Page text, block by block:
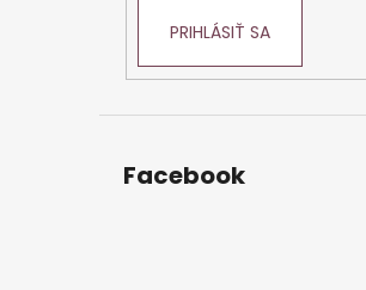
PRIHLÁSIŤ SA
Facebook